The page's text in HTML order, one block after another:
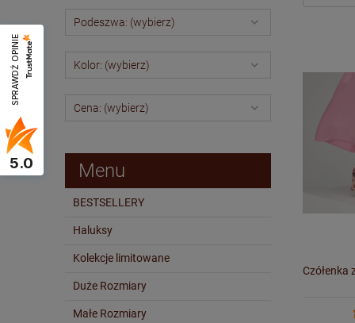
Podeszwa: (wybierz)
Kolor: (wybierz)
Cena: (wybierz)
Menu
BESTSELLERY
Haluksy
Kolekcje limitowane
Duże Rozmiary
Małe Rozmiary
SPRAWDŹ OPINIE
5.0